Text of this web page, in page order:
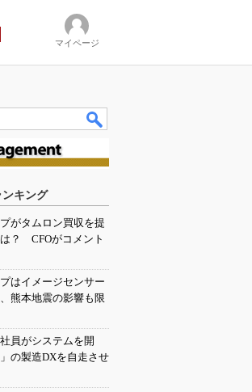
マイページ
キング
がタムロン買収を提
？ CFOがコメント
はイメージセンサー
熊本地震の影響も限
員がシステムを開
の製造DXを自走させ